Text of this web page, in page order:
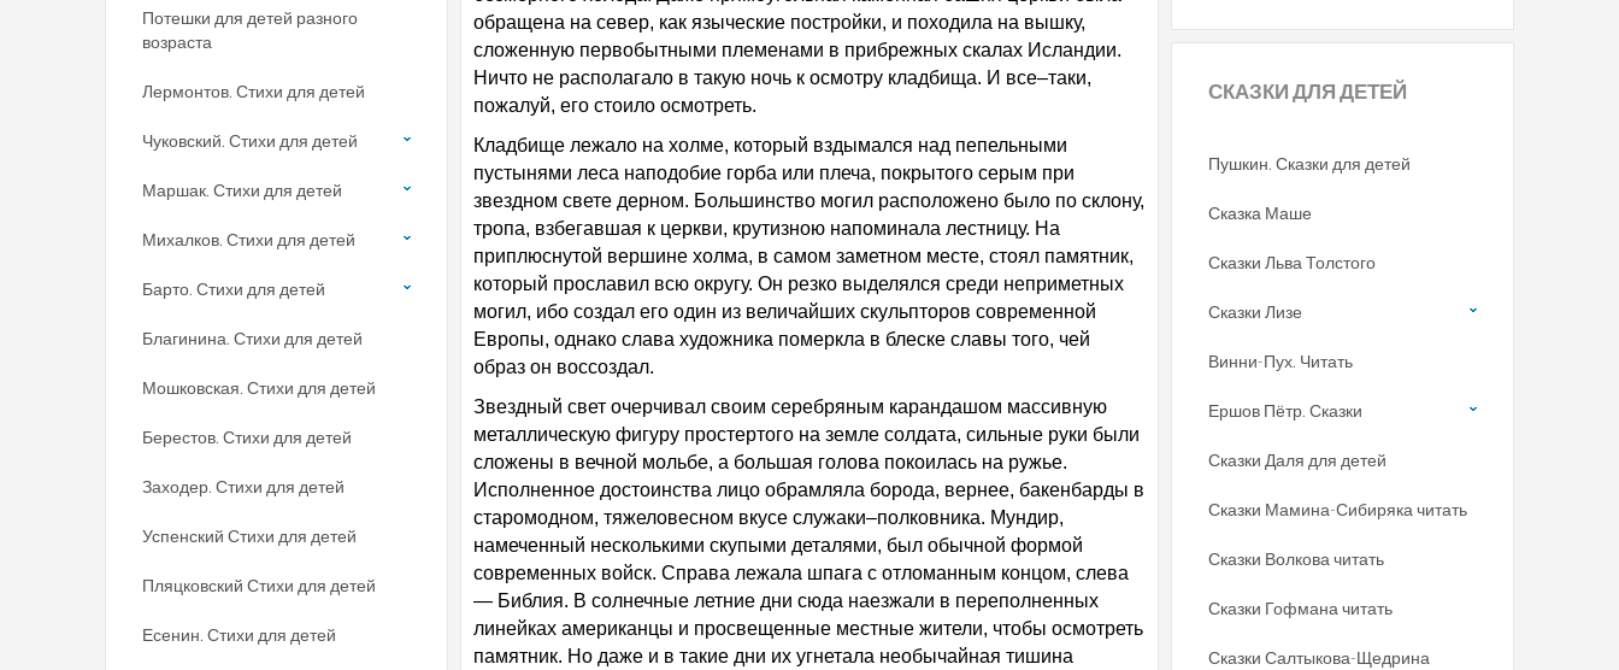
обращена на север, как языческие постройки, и походила на вышку,
сложенную первобытными племенами в прибрежных скалах Исландии.
Ничто не располагало в такую ночь к осмотру кладбища. И все–таки,
пожалуй, его стоило осмотреть.
Кладбище лежало на холме, который вздымался над пепельными
пустынями леса наподобие горба или плеча, покрытого серым при
звездном свете дерном. Большинство могил расположено было по склону,
тропа, взбегавшая к церкви, крутизною напоминала лестницу. На
приплюснутой вершине холма, в самом заметном месте, стоял памятник,
который прославил всю округу. Он резко выделялся среди неприметных
могил, ибо создал его один из величайших скульпторов современной
Европы, однако слава художника померкла в блеске славы того, чей
образ он воссоздал.
Звездный свет очерчивал своим серебряным карандашом массивную
металлическую фигуру простертого на земле солдата, сильные руки были
сложены в вечной мольбе, а большая голова покоилась на ружье.
Исполненное достоинства лицо обрамляла борода, вернее, бакенбарды в
старомодном, тяжеловесном вкусе служаки–полковника. Мундир,
намеченный несколькими скупыми деталями, был обычной формой
современных войск. Справа лежала шпага с отломанным концом, слева
— Библия. В солнечные летние дни сюда наезжали в переполненных
линейках американцы и просвещенные местные жители, чтобы осмотреть
памятник. Но даже и в такие дни их угнетала необычайная тишина
Потешки для детей разного
возраста
Лермонтов. Стихи для детей
Чуковский. Стихи для детей
Маршак. Стихи для детей
Михалков. Стихи для детей
Барто. Стихи для детей
Благинина. Стихи для детей
Мошковская. Стихи для детей
Берестов. Стихи для детей
Заходер. Стихи для детей
Успенский Стихи для детей
Пляцковский Стихи для детей
Есенин. Стихи для детей
СКАЗКИДЛЯ ДЕТЕЙ
Пушкин. Сказки для детей
Сказка Маше
Сказки Льва Толстого
Сказки Лизе
Винни-Пух. Читать
Ершов Пётр. Сказки
Сказки Даля для детей
Сказки Мамина-Сибиряка читать
Сказки Волкова читать
Сказки Гофмана читать
Сказки Салтыкова-Щедрина